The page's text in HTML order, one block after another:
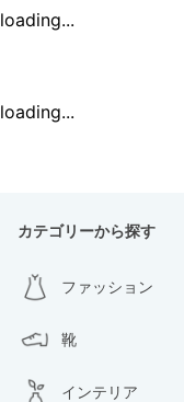
loading...
loading...
カテゴリーから探す
ファッション
靴
インテリア